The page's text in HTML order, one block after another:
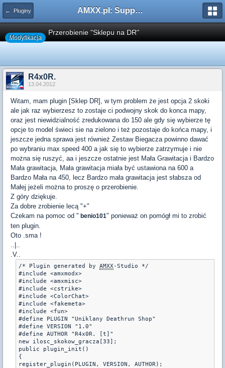
← Pluginy AMXX.pl: Support AMX Mod X i SourceMod
Modyfikacja
Przerobienie "Sklepu na DR"
R4x0R.
13.04.2012
Witam, mam plugin [Sklep DR], w tym problem że jest opcja 2 skoki
ale jak raz wybierzesz to zostaje ci podwojny skok do konca mapy,
oraz jest niewidzialność zredukowana do 150 ale gdy się wybierze tę
opcje to model świeci sie na zielono i też pozostaje do końca mapy, i
jeszcze jedna sprawa jest również Zestaw Biegacza powinno dawać
po wybraniu max speed 400 a jak się to wybierze zatrzymuje i nie
można się ruszyć, aa i jeszcze ostatnie jest Mała Grawitacja i Bardzo
Mała grawitacja, Mała grawitacja miała być ustawiona na 600 a
Bardzo Mała na 450, lecz Bardzo mała grawitacja jest słabsza od
Małej jeżeli można to proszę o przerobienie.
Z góry dziękuje.
Za dobre zrobienie lecą "+"
Czekam na pomoc od " benio101" ponieważ on pomógł mi to zrobić
ten plugin.
Oto .sma !
..|..
.V..
/* Plugin generated by AMXX-Studio */
#include <amxmodx>
#include <amxmisc>
#include <cstrike>
#include <ColorChat>
#include <fakemeta>
#include <fun>
#define PLUGIN "Uniklany Deathrun Shop"
#define VERSION "1.0"
#define AUTHOR "R4x0R. [t]"
new ilosc_skokow_gracza[33];
public plugin_init()
{
register_plugin(PLUGIN, VERSION, AUTHOR);